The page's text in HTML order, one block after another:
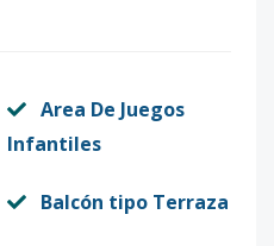
Area De Juegos
Infantiles
Balcón tipo Terraza